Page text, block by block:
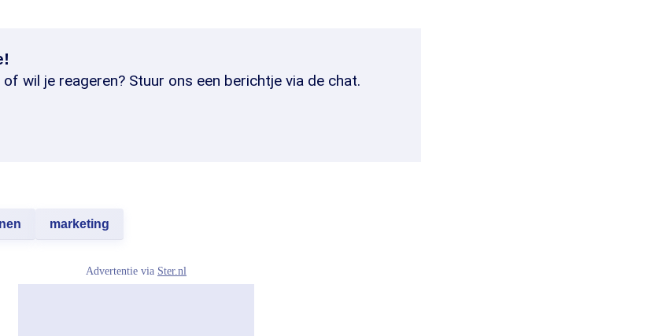
wil je reageren? Stuur ons een berichtje via de chat.
marketing
Advertentie via Ster.nl